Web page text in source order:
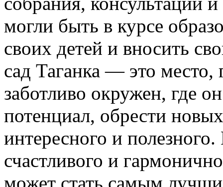
могли быть в курсе
своих детей и вносить
сад Таганка — это
заботливо окружен, где
потенциал, обрести
интересного и
счастливого и
может стать самым